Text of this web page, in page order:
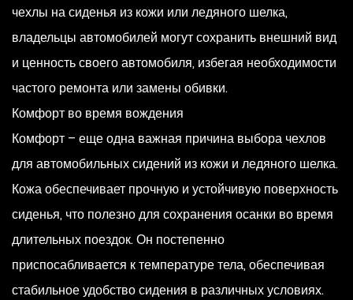
чехлы на сиденья из кожи или ледяного шелка,
владельцы автомобилей могут сохранить внешний вид
и ценность своего автомобиля, избегая необходимости
частого ремонта или замены обивки.
Комфорт во время вождения
Комфорт – еще одна важная причина выбора чехлов
для автомобильных сидений из кожи и ледяного шелка.
Кожа обеспечивает прочную и устойчивую поверхность
сиденья, что полезно для сохранения осанки во время
длительных поездок. Он постепенно
приспосабливается к температуре тела, обеспечивая
стабильное удобство сидения в различных условиях.